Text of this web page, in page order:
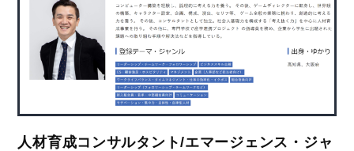
人材育成コンサルタント/エマージェンス・ジャ